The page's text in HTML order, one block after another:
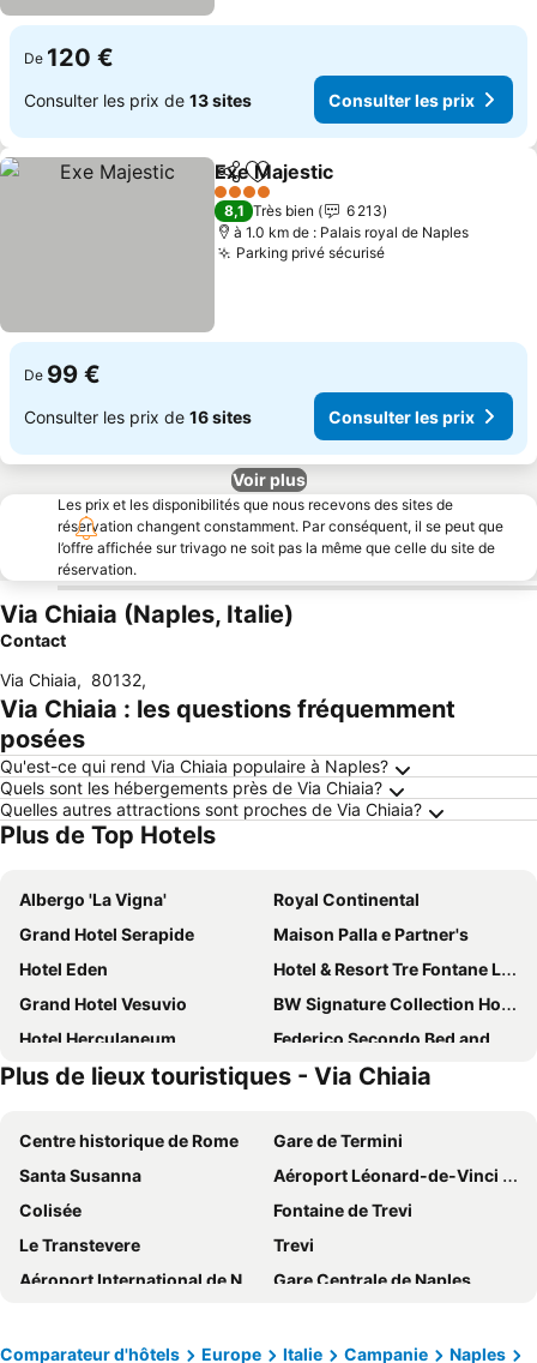
De 120 €
Consulter les prix de 13 sites Consulter les prix
PartagerAjouter à mes favoris
Exe Majestic
4 Étoiles
8,1 Très bien
6 213
à 1.0 km de : Palais royal de Naples
Parking privé sécuriséConsulter les
De 99 €
Consulter les prix de 16 sites Consulter les prix
Voir plus
Les prix et les disponibilités que nous recevons des sites de
réservation changent constamment. Par conséquent, il se peut que
l’offre affichée sur trivago ne soit pas la même que celle du site de
réservation.
Via Chiaia (Naples, Italie)
Contact
Via Chiaia, 80132,
Via Chiaia : les questions fréquemment
posées
Qu'est-ce qui rend Via Chiaia populaire à Naples?
Quels sont les hébergements près de Via Chiaia?
Quelles autres attractions sont proches de Via Chiaia?
Plus de Top Hotels
Albergo 'La Vigna'
Royal Continental
Grand Hotel Serapide
Maison Palla e Partner's
Hotel Eden
Hotel & Resort Tre Fontane Luxury
Grand Hotel Vesuvio
BW Signature Collection Hotel Paradiso
Hotel Herculaneum
Federico Secondo Bed and Breakfast
CX Naples Centrale
B&B HOTEL Napoli
Hotel Colombo
Hotel Cristina
VPM room's central train station
Hotel Il Gabbiano
Hotel Ristorante Donato
B&B Sansevero Naples
Napoli Porta Di Mare
Dimora71
Gold Tower Lifestyle Hotel
UNA Hotels Napoli
Palazzo Salgar
Grand Hotel Europa
Plus de lieux touristiques - Via Chiaia
Centre historique de Rome
Gare de Termini
Santa Susanna
Aéroport Léonard-de-Vinci de Rome Fiumicino
Colisée
Fontaine de Trevi
Le Transtevere
Trevi
Aéroport International de Naples - Capodichino
Gare Centrale de Naples
Historic Centre of Naples
Piazza Navona
Comparateur d'hôtels Europe Italie Campanie
Naples